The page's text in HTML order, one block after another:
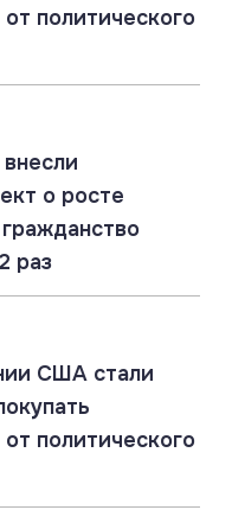
бригады
международному
превосходят ВМС
систем. Опыт
политического
о росте
раз
США стали
политического